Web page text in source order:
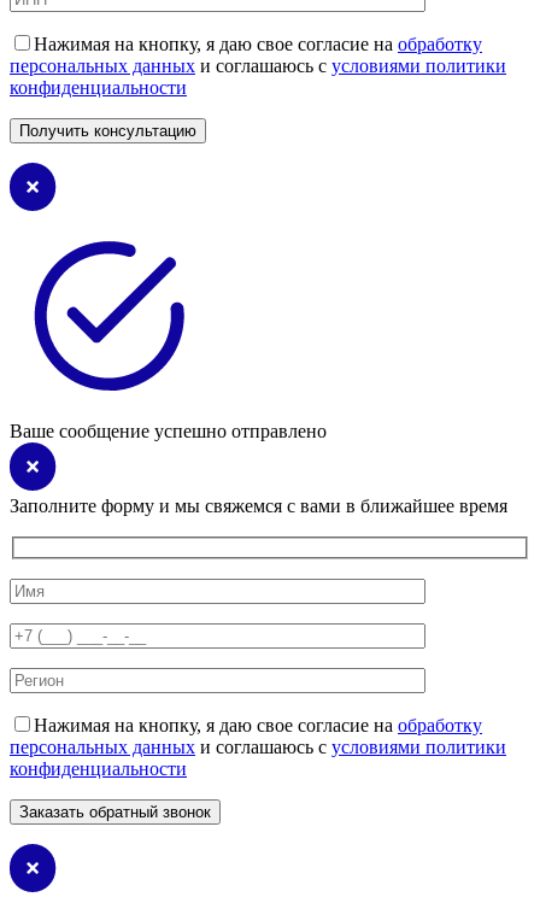
Нажимая на кнопку, я даю свое согласие на обработку
персональных данных и соглашаюсь с условиями политики
конфиденциальности
Ваше сообщение успешно отправлено
Заполните форму и мы свяжемся с вами в ближайшее время
Нажимая на кнопку, я даю свое согласие на обработку
персональных данных и соглашаюсь с условиями политики
конфиденциальности